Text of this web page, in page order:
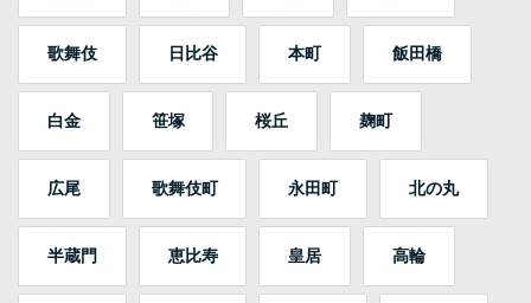
歌舞伎 日比谷 本町 飯田橋
白金 笹塚 桜丘 麹町
広尾 歌舞伎町 永田町 北の丸
半蔵門 恵比寿 皇居 高輪